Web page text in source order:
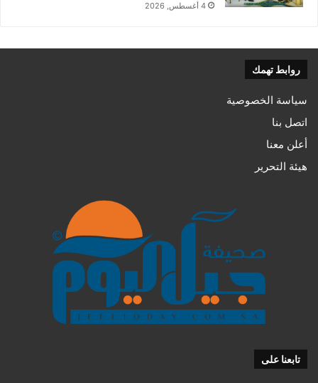
4 أغسطس, 2026
روابط تهمك
سياسة الخصوصية
اتصل بنا
أعلن معنا
هيئة التحرير
تابعنا على